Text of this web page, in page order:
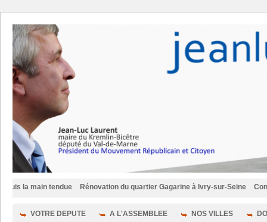
tendue Rénovation du quartier Gagarine à Ivry-sur-Seine Convention
VOTRE DEPUTE A L'ASSEMBLEE NOS VILLES